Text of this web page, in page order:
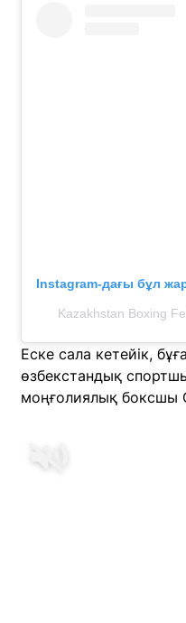
Instagram-дағы бұл
Kazakhstan Boxing
Еске сала кетейік,
өзбекстандық
моңғолиялық боксшы